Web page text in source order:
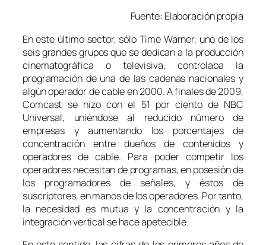
Fuente: Elaboración propia
En este último sector, sólo Time Warner, uno de los
seis grandes grupos que se dedican a la producción
cinematográfica o televisiva, controlaba la
programación de una de las cadenas nacionales y
algún operador de cable en 2000. A finales de 2009,
Comcast se hizo con el 51 por ciento de NBC
Universal, uniéndose al reducido número de
empresas y aumentando los porcentajes de
concentración entre dueños de contenidos y
operadores de cable. Para poder competir los
operadores necesitan de programas, en posesión de
los programadores de señales, y éstos de
suscriptores, en manos de los operadores. Por tanto,
la necesidad es mutua y la concentración y la
integración vertical se hace apetecible.